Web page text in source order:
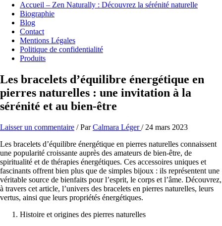
Accueil – Zen Naturally : Découvrez la sérénité naturelle
Biographie
Blog
Contact
Mentions Légales
Politique de confidentialité
Produits
Les bracelets d’équilibre énergétique en
pierres naturelles : une invitation à la
sérénité et au bien-être
Laisser un commentaire / ParCalmara Léger/ 24 mars 2023
Les bracelets d’équilibre énergétique en pierres naturelles connaissent
une popularité croissante auprès des amateurs de bien-être, de
spiritualité et de thérapies énergétiques. Ces accessoires uniques et
fascinants offrent bien plus que de simples bijoux : ils représentent une
véritable source de bienfaits pour l’esprit, le corps et l’âme. Découvrez,
à travers cet article, l’univers des bracelets en pierres naturelles, leurs
vertus, ainsi que leurs propriétés énergétiques.
Histoire et origines des pierres naturelles